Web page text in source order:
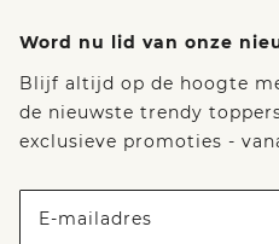
Word nu lid van onze
Blijf altijd op de hoogte
de nieuwste trendy
exclusieve promoties -
E-mailadres